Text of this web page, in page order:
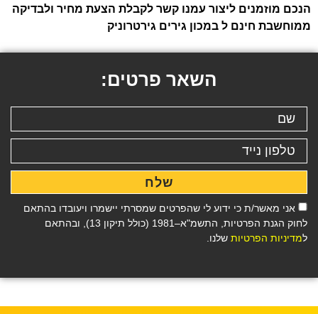
הנכם מוזמנים ליצור עמנו קשר לקבלת הצעת מחיר ולבדיקה
ממוחשבת חינם ל במכון גירים גירטרוניק
השאר פרטים:
אני מאשר/ת כי ידוע לי שהפרטים שמסרתי יישמרו ויעובדו בהתאם
לחוק הגנת הפרטיות, התשמ"א–1981 (כולל תיקון 13), ובהתאם
למדיניות הפרטיות שלנו.
שלח